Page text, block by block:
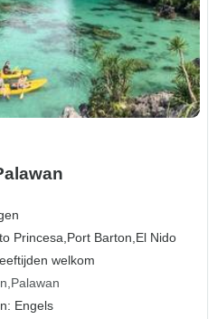
Princesa,Port Barton,El Nido
welkom
Palawan
Engels